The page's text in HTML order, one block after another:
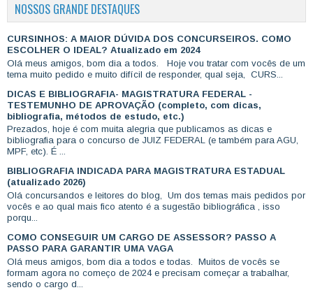
NOSSOS GRANDE DESTAQUES
CURSINHOS: A MAIOR DÚVIDA DOS CONCURSEIROS. COMO
ESCOLHER O IDEAL? Atualizado em 2024
Olá meus amigos, bom dia a todos. Hoje vou tratar com vocês de um
tema muito pedido e muito difícil de responder, qual seja, CURS...
DICAS E BIBLIOGRAFIA- MAGISTRATURA FEDERAL -
TESTEMUNHO DE APROVAÇÃO (completo, com dicas,
bibliografia, métodos de estudo, etc.)
Prezados, hoje é com muita alegria que publicamos as dicas e
bibliografia para o concurso de JUIZ FEDERAL (e também para AGU,
MPF, etc). É ...
BIBLIOGRAFIA INDICADA PARA MAGISTRATURA ESTADUAL
(atualizado 2026)
Olá concursandos e leitores do blog, Um dos temas mais pedidos por
vocês e ao qual mais fico atento é a sugestão bibliográfica , isso
porqu...
COMO CONSEGUIR UM CARGO DE ASSESSOR? PASSO A
PASSO PARA GARANTIR UMA VAGA
Olá meus amigos, bom dia a todos e todas. Muitos de vocês se
formam agora no começo de 2024 e precisam começar a trabalhar,
sendo o cargo d...